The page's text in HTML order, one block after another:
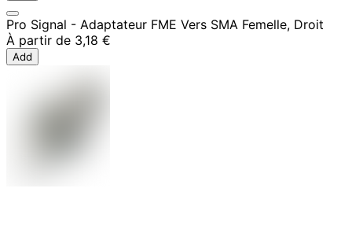
Pro Signal - Adaptateur FME Vers SMA Femelle, Droit
À partir de 3,18 €
Add